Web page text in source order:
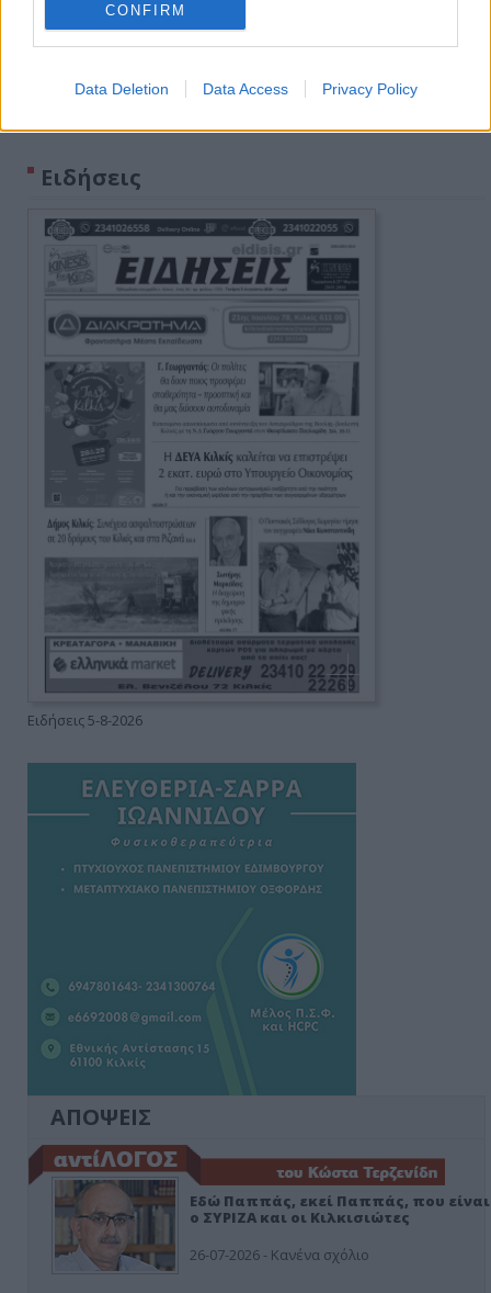
CONFIRM
Data Deletion Data Access Privacy Policy
Ειδήσεις
Ειδήσεις 5-8-2026
ΑΠΟΨΕΙΣ
Εδώ Παππάς, εκεί Παππάς, που είναι
ο ΣΥΡΙΖΑ και οι Κιλκισιώτες
26-07-2026 - Κανένα σχόλιο